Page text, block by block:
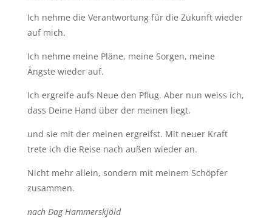
Ich nehme die Verantwortung für die Zukunft wieder
auf mich.
Ich nehme meine Pläne, meine Sorgen, meine
Ängste wieder auf.
Ich ergreife aufs Neue den Pflug. Aber nun weiss ich,
dass Deine Hand über der meinen liegt,
und sie mit der meinen ergreifst. Mit neuer Kraft
trete ich die Reise nach außen wieder an.
Nicht mehr allein, sondern mit meinem Schöpfer
zusammen.
nach Dag Hammerskjöld